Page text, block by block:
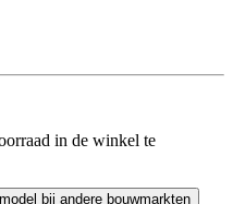
in de winkel te
bij andere bouwmarkten